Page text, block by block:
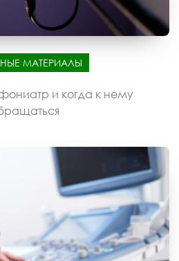
МАТЕРИАЛЫ
и когда к нему